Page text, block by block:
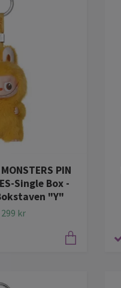
PIN
Single Box -
"Y"
299 kr